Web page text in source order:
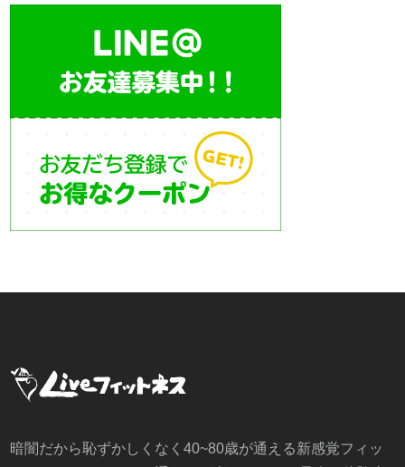
暗闇だから恥ずかしくなく40~80歳が通える新感覚フィッ